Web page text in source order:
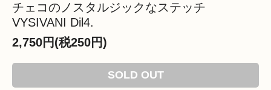
チェコのノスタルジックなステッチ
VYSIVANI Dil4.
2,750円(税250円)
SOLD OUT